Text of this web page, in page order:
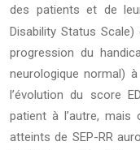
des patients et de
Disability Status
progression du
neurologique normal)
l’évolution du score
patient à l’autre, mais
atteints de SEP-RR